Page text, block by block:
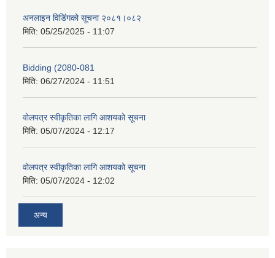
अनलाइन विडि‌ं‍गको सूचना २०८१।०८२
मिति: 05/25/2025 - 11:07
Bidding (2080-081
मिति: 06/27/2024 - 11:51
वोलपत्र स्वीकृतिका लागि आशयको सूचना
मिति: 05/07/2024 - 12:17
वोलपत्र स्वीकृतिका लागि आशयको सूचना
मिति: 05/07/2024 - 12:02
अन्य